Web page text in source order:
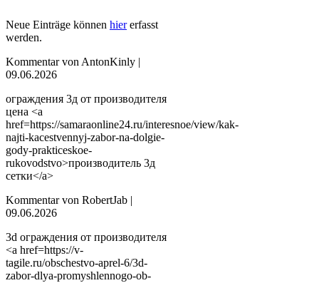
Neue Einträge können hiererfasst
werden.
Kommentar von AntonKinly |
09.06.2026
ограждения 3д от производителя
цена <a
href=https://samaraonline24.ru/interesnoe/view/kak-
najti-kacestvennyj-zabor-na-dolgie-
gody-prakticeskoe-
rukovodstvo>производитель 3д
сетки</a>
Kommentar von RobertJab |
09.06.2026
3d ограждения от производителя
<a href=https://v-
tagile.ru/obschestvo-aprel-6/3d-
zabor-dlya-promyshlennogo-ob-